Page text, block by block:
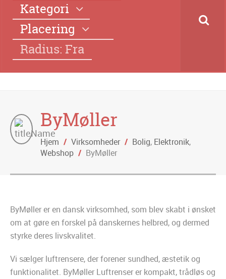
Kategori
Placering
Radius: Fra
ByMøller
Hjem / Virksomheder / Bolig, Elektronik,
Webshop / ByMøller
ByMøller er en dansk virksomhed, som blev skabt i ønsket
om at gøre en forskel på danskernes helbred, og dermed
styrke deres livskvalitet.
Vi sælger luftrensere, der forener sundhed, æstetik og
funktionalitet. ByMøller Luftrenser er kompakt, trådløs og